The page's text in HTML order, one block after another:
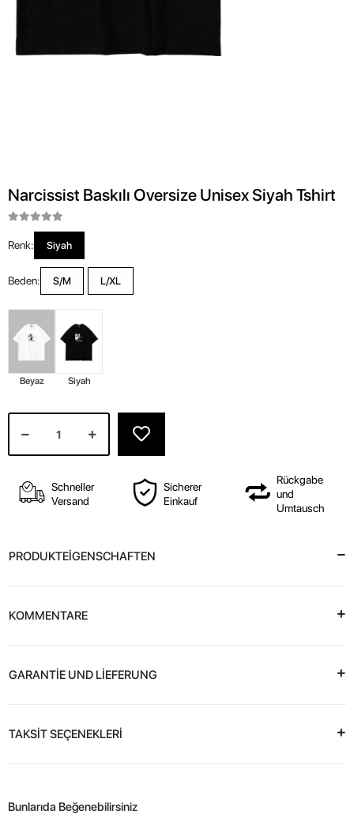
Narcissist Baskılı Oversize Unisex Siyah Tshirt
Renk: Siyah
Beden: S/M L/XL
Beyaz Siyah
Schneller
Versand
Sicherer
Einkauf
Rückgabe
und
Umtausch
PRODUKTEİGENSCHAFTEN
KOMMENTARE
GARANTİE UND LİEFERUNG
TAKSİT SEÇENEKLERİ
Bunlarıda Beğenebilirsiniz